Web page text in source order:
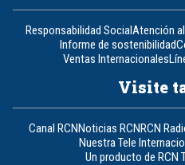
Responsabilidad SocialAtención
Informe de sostenibilidad
Ventas Internacionales
Visite
Canal RCNNoticias RCNRCN
Nuestra Tele
Un producto de RCN